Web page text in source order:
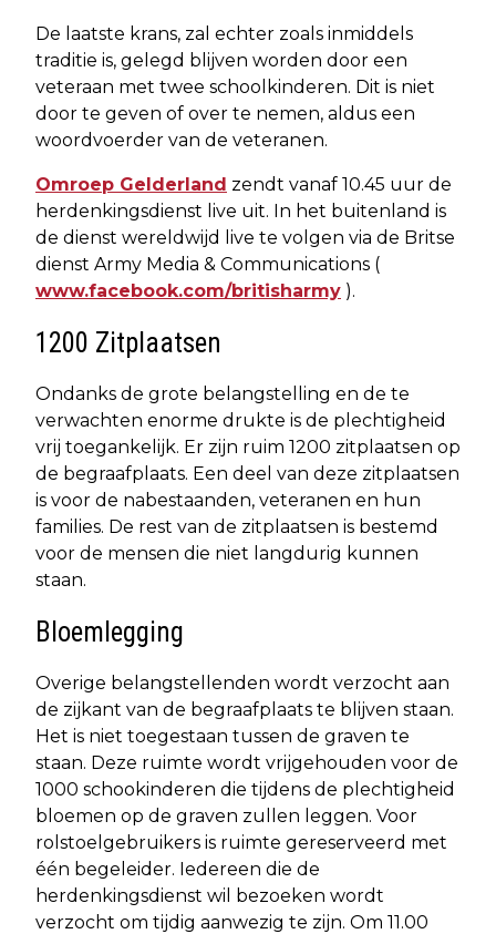
De laatste krans, zal echter zoals inmiddels
traditie is, gelegd blijven worden door een
veteraan met twee schoolkinderen. Dit is niet
door te geven of over te nemen, aldus een
woordvoerder van de veteranen.
Omroep Gelderland zendt vanaf 10.45 uur de
herdenkingsdienst live uit. In het buitenland is
de dienst wereldwijd live te volgen via de Britse
dienst Army Media & Communications (
www.facebook.com/britisharmy ).
1200 Zitplaatsen
Ondanks de grote belangstelling en de te
verwachten enorme drukte is de plechtigheid
vrij toegankelijk. Er zijn ruim 1200 zitplaatsen op
de begraafplaats. Een deel van deze zitplaatsen
is voor de nabestaanden, veteranen en hun
families. De rest van de zitplaatsen is bestemd
voor de mensen die niet langdurig kunnen
staan.
Bloemlegging
Overige belangstellenden wordt verzocht aan
de zijkant van de begraafplaats te blijven staan.
Het is niet toegestaan tussen de graven te
staan. Deze ruimte wordt vrijgehouden voor de
1000 schookinderen die tijdens de plechtigheid
bloemen op de graven zullen leggen. Voor
rolstoelgebruikers is ruimte gereserveerd met
één begeleider. Iedereen die de
herdenkingsdienst wil bezoeken wordt
verzocht om tijdig aanwezig te zijn. Om 11.00